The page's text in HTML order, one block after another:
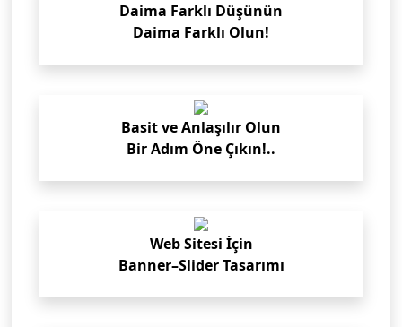
Daima Farklı Düşünün
Daima Farklı Olun!
Basit ve Anlaşılır Olun
Bir Adım Öne Çıkın!..
Web Sitesi İçin
Banner–Slider Tasarımı